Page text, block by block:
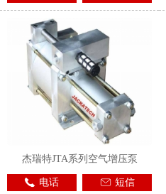
杰瑞特JTA系列空气增压泵
电话 短信